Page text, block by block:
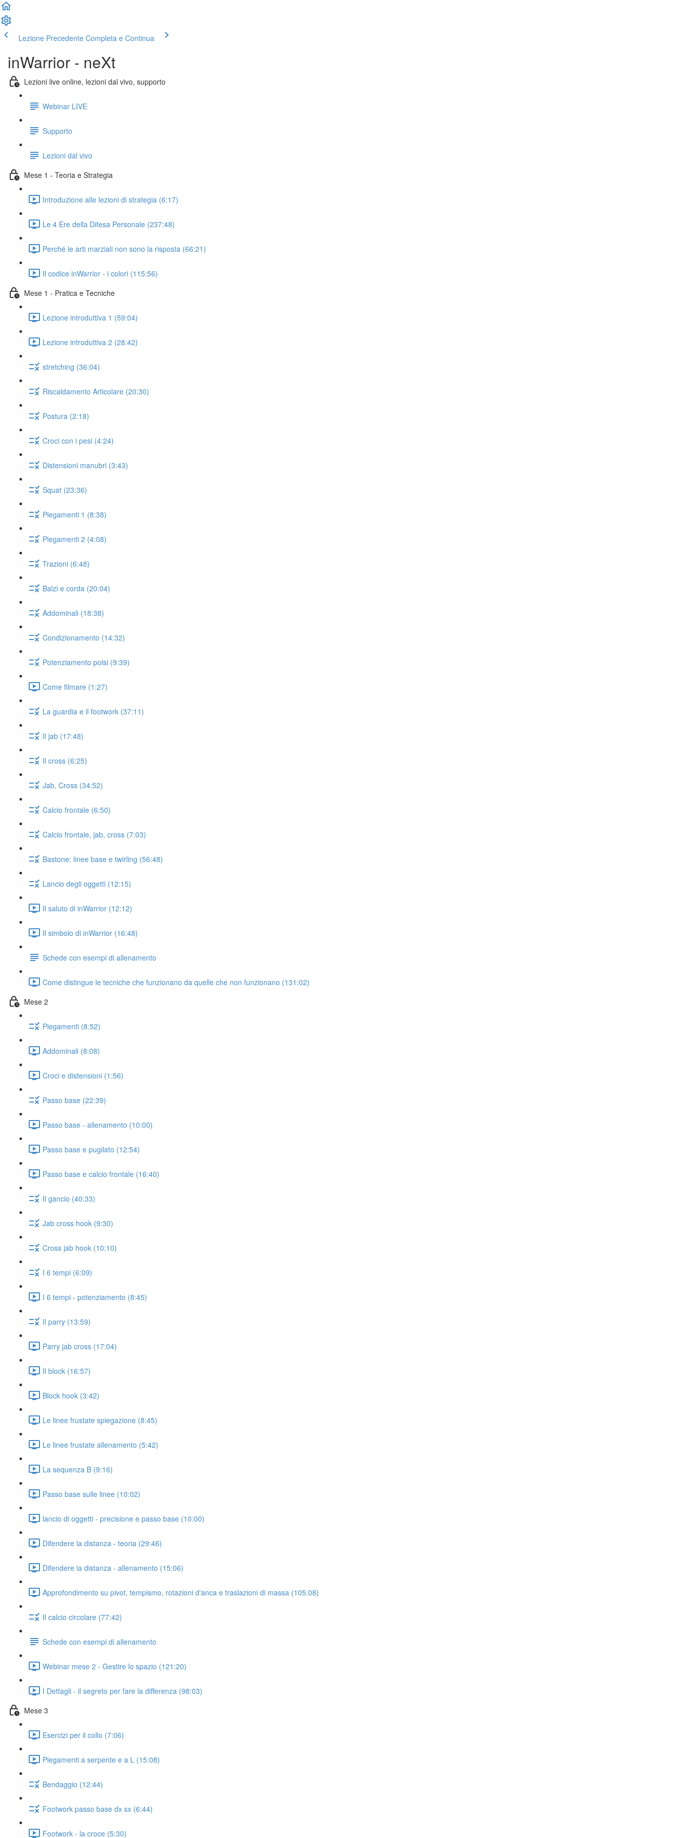
Lezione Precedente Completa e Continua
inWarrior - neXt
Lezioni live online, lezioni dal vivo, supporto
Webinar LIVE
Supporto
Lezioni dal vivo
Mese 1 - Teoria e Strategia
Introduzione alle lezioni di strategia (6:17)
Le 4 Ere della Difesa Personale (237:48)
Perché le arti marziali non sono la risposta (66:21)
Il codice inWarrior - i colori (115:56)
Mese 1 - Pratica e Tecniche
Lezione introduttiva 1 (59:04)
Lezione introduttiva 2 (28:42)
stretching (36:04)
Riscaldamento Articolare (20:30)
Postura (2:18)
Croci con i pesi (4:24)
Distensioni manubri (3:43)
Squat (23:36)
Piegamenti 1 (8:38)
Piegamenti 2 (4:08)
Trazioni (6:48)
Balzi e corda (20:04)
Addominali (18:38)
Condizionamento (14:32)
Potenziamento polsi (9:39)
Come filmare (1:27)
La guardia e il footwork (37:11)
Il jab (17:48)
Il cross (6:25)
Jab, Cross (34:52)
Calcio frontale (6:50)
Calcio frontale, jab, cross (7:03)
Bastone: linee base e twirling (56:48)
Lancio degli oggetti (12:15)
Il saluto di inWarrior (12:12)
Il simbolo di inWarrior (16:48)
Schede con esempi di allenamento
Come distingue le tecniche che funzionano da quelle che non funzionano (131:02)
Mese 2
Piegamenti (8:52)
Addominali (8:08)
Croci e distensioni (1:56)
Passo base (22:39)
Passo base - allenamento (10:00)
Passo base e pugilato (12:54)
Passo base e calcio frontale (16:40)
Il gancio (40:33)
Jab cross hook (9:30)
Cross jab hook (10:10)
I 6 tempi (6:09)
I 6 tempi - potenziamento (8:45)
Il parry (13:59)
Parry jab cross (17:04)
Il block (16:57)
Block hook (3:42)
Le linee frustate spiegazione (8:45)
Le linee frustate allenamento (5:42)
La sequenza B (9:16)
Passo base sulle linee (10:02)
lancio di oggetti - precisione e passo base (10:00)
Difendere la distanza - teoria (29:46)
Difendere la distanza - allenamento (15:06)
Approfondimento su pivot, tempismo, rotazioni d'anca e traslazioni di massa (105:08)
Il calcio circolare (77:42)
Schede con esempi di allenamento
Webinar mese 2 - Gestire lo spazio (121:20)
I Dettagli - il segreto per fare la differenza (98:03)
Mese 3
Esercizi per il collo (7:06)
Piegamenti a serpente e a L (15:08)
Bendaggio (12:44)
Footwork passo base dx sx (6:44)
Footwork - la croce (5:30)